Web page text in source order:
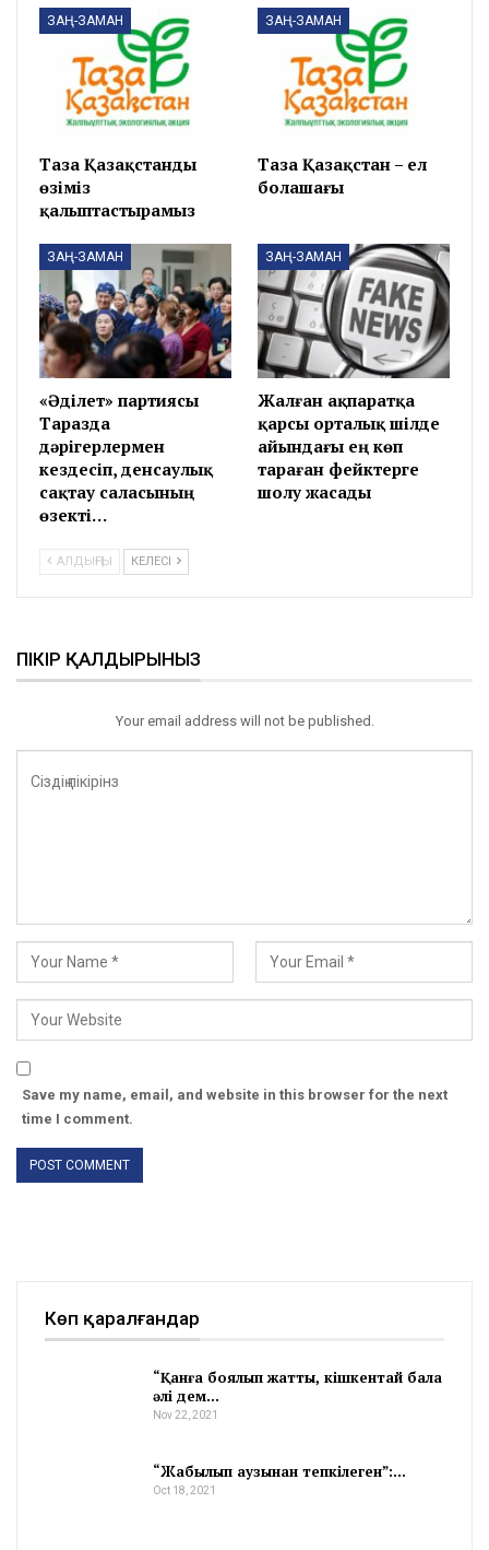
ЗАҢ-ЗАМАН
Таза Қазақстанды
өзіміз
қалыптастырамыз
ЗАҢ-ЗАМАН
Таза Қазақстан – ел
болашағы
ЗАҢ-ЗАМАН
«Әділет» партиясы
Таразда
дәрігерлермен
кездесіп, денсаулық
сақтау саласының
өзекті…
ЗАҢ-ЗАМАН
Жалған ақпаратқа
қарсы орталық шілде
айындағы ең көп
тараған фейктерге
шолу жасады
АЛДЫҢҒЫ КЕЛЕСІ
ПІКІР ҚАЛДЫРЫНЫЗ
Your email address will not be published.
Save my name, email, and website in this browser for the next
time I comment.
Көп қаралғандар
“Қанға боялып жатты, кішкентай бала
әлі дем…
Nov 22, 2021
“Жабылып аузынан тепкілеген”:…
Oct 18, 2021